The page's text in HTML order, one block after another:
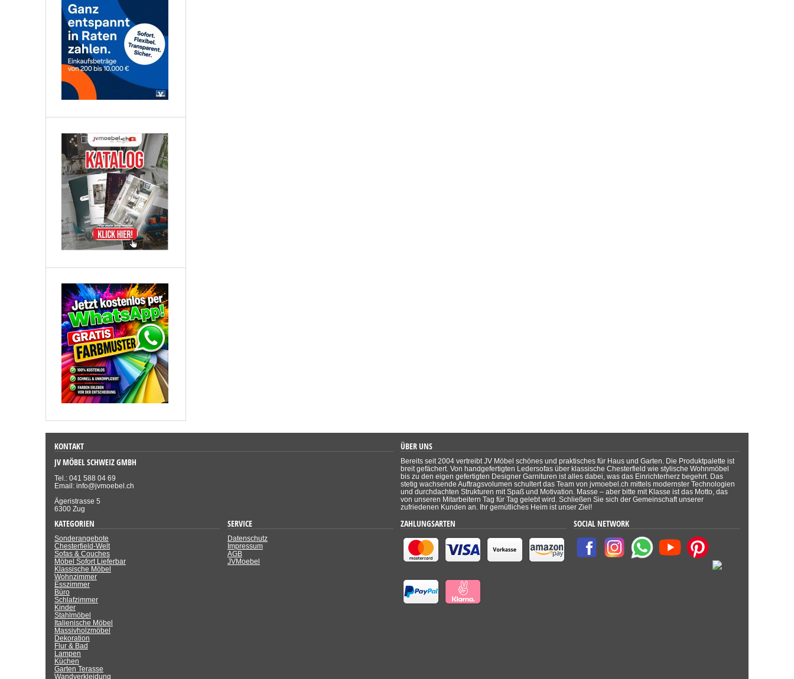
KONTAKT
JV MÖBEL SCHWEIZ GMBH
Tel.: 041 588 04 69
Email: info@jvmoebel.ch
Ägeristrasse 5
6300 Zug
ÜBER UNS
Bereits seit 2004 vertreibt JV Möbel schönes und praktisches für Haus und Garten. Die Produktpalette ist
breit gefächert. Von handgefertigten Ledersofas über klassische Chesterfield wie stylische Wohnmöbel
bis zu den eigen gefertigten Designer Garnituren ist alles dabei, was das Einrichterherz begehrt. Das
stetig wachsende Auftragsvolumen schultert das Team von jvmoebel.ch mittels modernster Technologien
und durchdachten Strukturen mit Spaß und Motivation. Masse – aber bitte mit Klasse ist das Motto, das
von unseren Mitarbeitern Tag für Tag gelebt wird. Schließen Sie sich der Gemeinschaft unserer
zufriedenen Kunden an. Ihr gemütliches Heim ist unser Ziel!
KATEGORIEN
Sonderangebote
Chesterfield-Welt
Sofas & Couches
Möbel Sofort Lieferbar
Klassische Möbel
Wohnzimmer
Esszimmer
Büro
Schlafzimmer
Kinder
Stahlmöbel
Italienische Möbel
Massivholzmöbel
Dekoration
Flur & Bad
Lampen
Küchen
Garten Terasse
Wandverkleidung
SERVICE
Datenschutz
Impressum
AGB
JVMoebel
ZAHLUNGSARTEN SOCIAL NETWORK